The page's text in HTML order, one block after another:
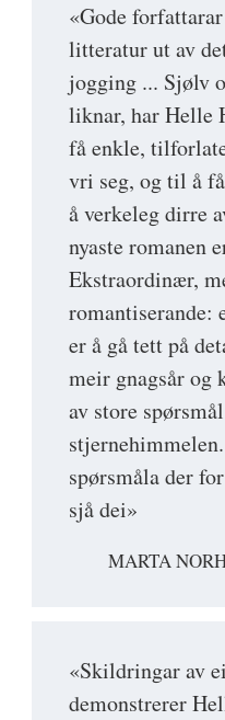
«Gode
litteratur ut av
jogging ... Sjølv
liknar, har Helle
få enkle,
vri seg, og til å
å verkeleg dirre
nyaste romanen
Ekstraordinær,
er å gå tett på
meir gnagsår og
av store
spørsmåla der
sjå dei»
MARTA
«Skildringar av
demonstrerer